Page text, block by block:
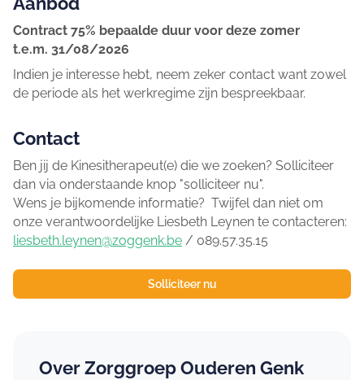
Contract 75% bepaalde duur voor deze zomer
t.e.m. 31/08/2026
Indien je interesse hebt, neem zeker contact want zowel
de periode als het werkregime zijn bespreekbaar.
Contact
Ben jij de Kinesitherapeut(e) die we zoeken? Solliciteer
dan via onderstaande knop "solliciteer nu".
Wens je bijkomende informatie? Twijfel dan niet om
onze verantwoordelijke Liesbeth Leynen te contacteren:
liesbeth.leynen@zoggenk.be / 089.57.35.15
Solliciteer nu
Over Zorggroep Ouderen Genk